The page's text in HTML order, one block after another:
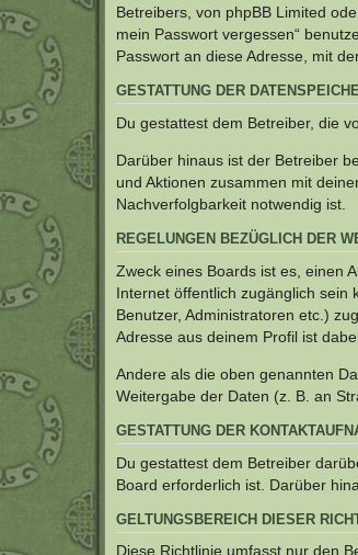
Betreibers, von phpBB Limited
mein Passwort vergessen“
Passwort an diese Adresse, mit
GESTATTUNG DER
Du gestattest dem Betreiber, die
Darüber hinaus ist der Betreiber
und Aktionen zusammen mit
Nachverfolgbarkeit notwendig ist.
REGELUNGEN BEZÜGLICH DER
Zweck eines Boards ist es, einen
Internet öffentlich zugänglich sein
Benutzer, Administratoren etc.)
Adresse aus deinem Profil ist
Andere als die oben genannten
Weitergabe der Daten (z. B. an
GESTATTUNG DER
Du gestattest dem Betreiber
Board erforderlich ist. Darüber
GELTUNGSBEREICH DIESER
Diese Richtlinie umfasst nur den